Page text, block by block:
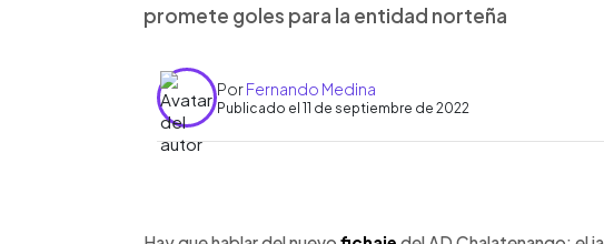
promete goles para la entidad norteña
PorFernando Medina
Publicado el 11 de septiembre de 2022
►